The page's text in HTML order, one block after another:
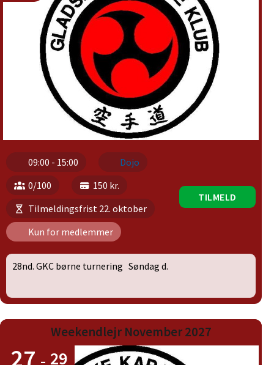
09:00 - 15:00
Dojo
0/100
150 kr.
Tilmeldingsfrist 22. oktober
Kun for medlemmer
TILMELD
28nd. GKC børne turnering Søndag d.
Weekendlejr November 2027
27 29